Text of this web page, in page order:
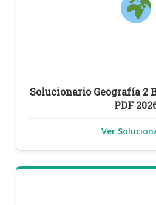
Solucionario Geografía 2
PDF
Ver